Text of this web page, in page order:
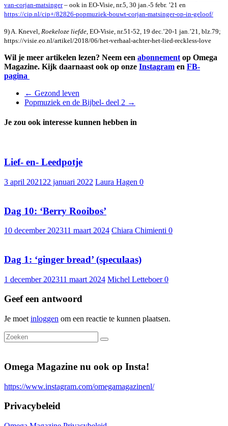
van-corjan-matsinger– ook in EO-Visie, nr.5, 30 jan.-5 febr. ’21 en
https://cip.nl/cip+/82826-popmuziek-bouwt-corjan-matsinger-op-in-geloof/
9) A. Knevel, Roekeloze liefde , EO-Visie, nr.51-52, 19 dec.’20-1 jan.’21, blz.79;
https://visie.eo.nl/artikel/2018/06/het-verhaal-achter-het-lied-reckless-love
Wil je meer artikelen lezen? Neem een abonnement op Omega
Magazine. Kijk daarnaast ook op onze Instagram en FB-
pagina
← Gezond leven
Popmuziek en de Bijbel- deel 2 →
Je zou ook interesse kunnen hebben in
Lief- en- Leedpotje
3 april 2021 22 januari 2022 Laura Hagen 0
Dag 10: ‘Berry Rooibos’
10 december 202311 maart 2024 Chiara Chimienti 0
Dag 1: ‘ginger bread’ (speculaas)
1 december 202311 maart 2024 Michel Letteboer0
Geef een antwoord
Je moet inloggen om een reactie te kunnen plaatsen.
Omega Magazine nu ook op Insta!
https://www.instagram.com/omegamagazinenl/
Privacybeleid